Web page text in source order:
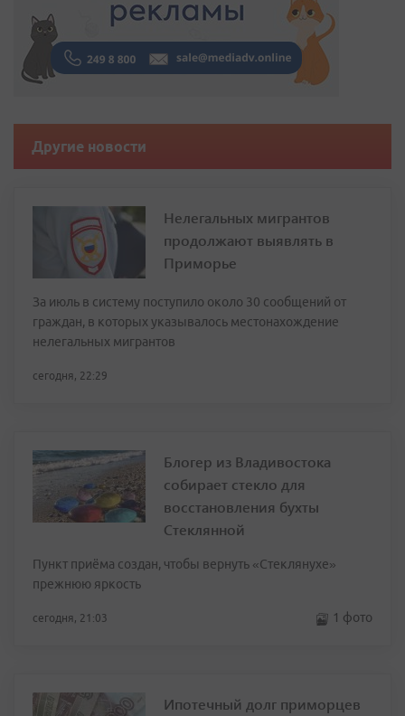
Другие новости
Нелегальных мигрантов
продолжают выявлять в
Приморье
За июль в систему поступило около 30 сообщений от
граждан, в которых указывалось местонахождение
нелегальных мигрантов
сегодня, 22:29
Блогер из Владивостока
собирает стекло для
восстановления бухты
Стеклянной
Пункт приёма создан, чтобы вернуть «Стеклянухе»
прежнюю яркость
сегодня, 21:03 1 фото
Ипотечный долг приморцев